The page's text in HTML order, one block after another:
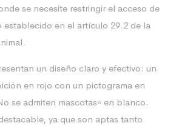
se necesite restringir el acceso de
establecido en el artículo 29.2 de la
un diseño claro y efectivo: un
en rojo con un pictograma en
se admiten mascotas» en blanco.
ya que son aptas tanto